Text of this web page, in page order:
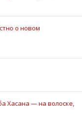
о новом
Хасана — на волоске,